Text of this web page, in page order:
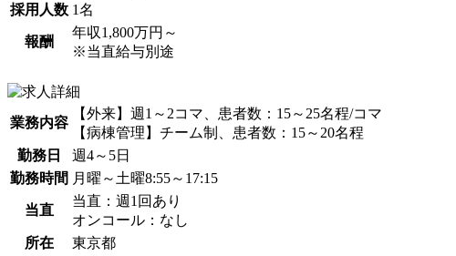
採用人数 1名
報酬
年収1,800万円～
※当直給与別途
業務内容
【外来】週1～2コマ、患者数：15～25名程/コマ
【病棟管理】チーム制、患者数：15～20名程
勤務日
週4～5日
勤務時間 月曜～土曜8:55～17:15
当直
当直：週1回あり
オンコール：なし
所在
東京都